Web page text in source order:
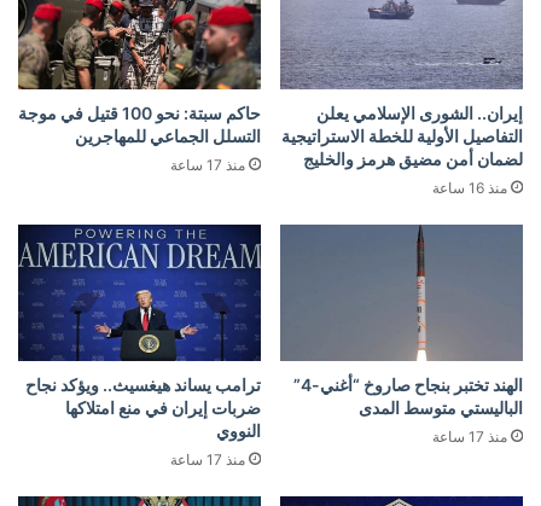
إيران.. الشورى الإسلامي يعلن
التفاصيل الأولية للخطة الاستراتيجية
لضمان أمن مضيق هرمز والخليج
منذ 16 ساعة
حاكم سبتة: نحو 100 قتيل في موجة
التسلل الجماعي للمهاجرين
منذ 17 ساعة
الهند تختبر بنجاح صاروخ “أغني-4”
الباليستي متوسط المدى
منذ 17 ساعة
ترامب يساند هيغسيث.. ويؤكد نجاح
ضربات إيران في منع امتلاكها
النووي
منذ 17 ساعة